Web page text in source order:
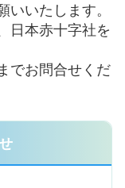
いたします。
日本赤十字社を
でお問合せくだ